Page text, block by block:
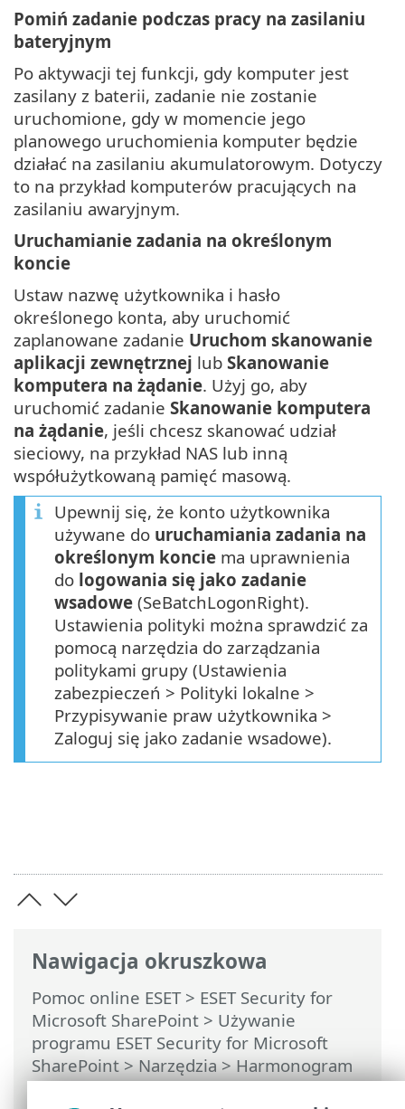
Nawigacja okruszkowa
Pomoc online ESET> ESET Security for
Microsoft SharePoint > Używanie
programu ESET Security for Microsoft
SharePoint>Narzędzia>Harmonogram
>Harmonogram — dodawanie zadania>
Pomiń zadanie podczas pracy na zasilaniu
bateryjnym
Po aktywacji tej funkcji, gdy komputer jest
zasilany z baterii, zadanie nie zostanie
uruchomione, gdy w momencie jego
planowego uruchomienia komputer będzie
działać na zasilaniu akumulatorowym. Dotyczy
to na przykład komputerów pracujących na
zasilaniu awaryjnym.
Uruchamianie zadania na określonym
koncie
Ustaw nazwę użytkownika i hasło
określonego konta, aby uruchomić
zaplanowane zadanie Uruchom skanowanie
aplikacji zewnętrznej lub Skanowanie
komputera na żądanie. Użyj go, aby
uruchomić zadanie Skanowanie komputera
na żądanie, jeśli chcesz skanować udział
sieciowy, na przykład NAS lub inną
współużytkowaną pamięć masową.
Upewnij się, że konto użytkownika
używane do uruchamiania zadania na
określonym koncie ma uprawnienia
do logowania się jako zadanie
wsadowe (SeBatchLogonRight).
Ustawienia polityki można sprawdzić za
pomocą narzędzia do zarządzania
politykami grupy (Ustawienia
zabezpieczeń > Polityki lokalne >
Przypisywanie praw użytkownika >
Zaloguj się jako zadanie wsadowe).